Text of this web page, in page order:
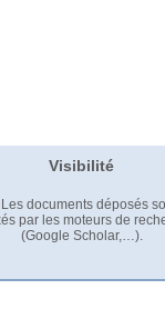
Visibilité
documents déposés
par les moteurs de
(Google Scholar,…).